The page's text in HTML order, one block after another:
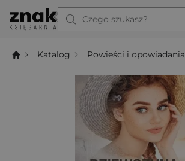
Czego szukasz?
Katalog Powieści i opowiadania